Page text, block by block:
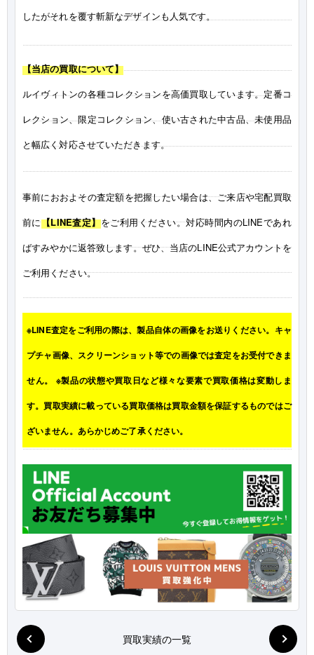
したがそれを覆す斬新なデザインも人気です。
【当店の買取について】
ルイヴィトンの各種コレクションを高価買取しています。定番コ
レクション、限定コレクション、使い古された中古品、未使用品
と幅広く対応させていただきます。
事前におおよその査定額を把握したい場合は、ご来店や宅配買取
前に【LINE査定】をご利用ください。対応時間内のLINEであれ
ばすみやかに返答致します。ぜひ、当店のLINE公式アカウントを
ご利用ください。
※LINE査定をご利用の際は、製品自体の画像をお送りください。キャ
プチャ画像、スクリーンショット等での画像では査定をお受付できま
せん。 ※製品の状態や買取日など様々な要素で買取価格は変動しま
す。買取実績に載っている買取価格は買取金額を保証するものではご
ざいません。あらかじめご了承ください。
買取実績の一覧